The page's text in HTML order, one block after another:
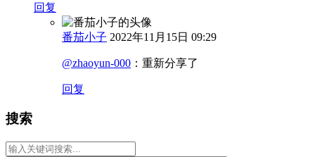
回复
番茄小子 2022年11月15日 09:29
@zhaoyun-000 ： 重新分享了
回复
搜索